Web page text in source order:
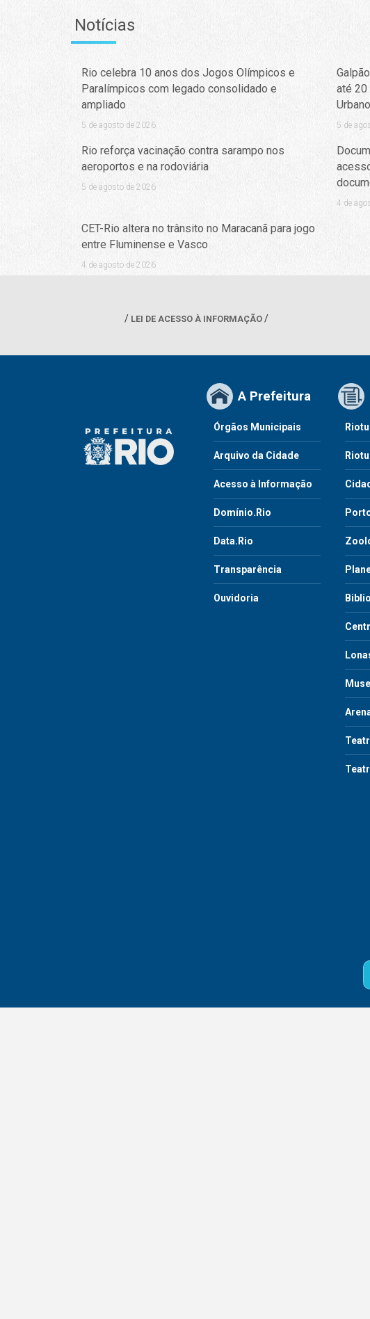
Notícias
Rio celebra 10 anos dos Jogos Olímpicos e
Paralímpicos com legado consolidado e
ampliado
5 de agosto de 2026
até 20
5 de
Rio reforça vacinação contra sarampo nos
aeroportos e na rodoviária
5 de agosto de 2026
4 de
CET-Rio altera no trânsito no Maracanã para jogo
entre Fluminense e Vasco
4 de agosto de 2026
LEI DE ACESSO À INFORMAÇÃO
A Prefeitura
Órgãos Municipais
Arquivo da Cidade
Acesso à Informação
Domínio.Rio
Data.Rio
Transparência
Ouvidoria